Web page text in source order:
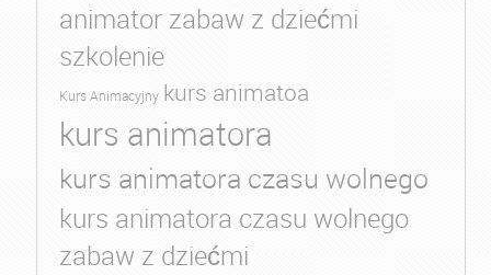
animator zabaw z dziećmi
szkolenie
Kurs Animacyjny kurs animatoa
kurs animatora
kurs animatora czasu wolnego
kurs animatora czasu wolnego
zabaw z dziećmi